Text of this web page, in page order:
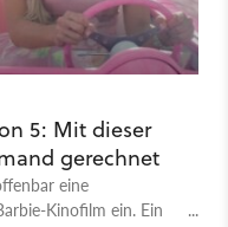
5: Mit dieser
gerechnet
eine
Kinofilm ein. Ein